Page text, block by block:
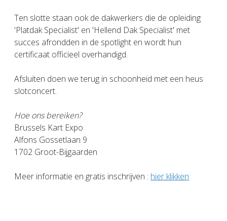
Ten slotte staan ook de dakwerkers die de opleiding
'Platdak Specialist' en 'Hellend Dak Specialist' met
succes afrondden in de spotlight en wordt hun
certificaat officieel overhandigd.
Afsluiten doen we terug in schoonheid met een heus
slotconcert.
Hoe ons bereiken?
Brussels Kart Expo
Alfons Gossetlaan 9
1702 Groot-Bijgaarden
Meer informatie en gratis inschrijven : hier klikken